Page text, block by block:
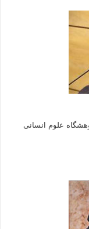
علوم انسانی